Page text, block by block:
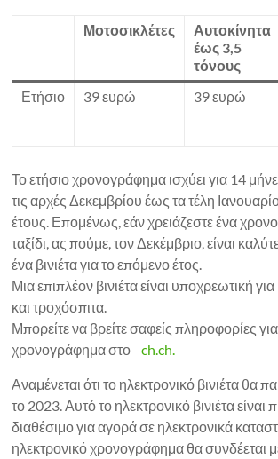
Μοτοσικλέτες
Αυτοκίνητα
έως 3,5
τόνους
Ετήσιο
39 ευρώ 39 ευρώ
Το ετήσιο χρονογράφημα ισχύει για 14
τις αρχές Δεκεμβρίου έως τα τέλη
έτους. Επομένως, εάν χρειάζεστε ένα
ταξίδι, ας πούμε, τον Δεκέμβριο, είναι
ένα βινιέτα για το επόμενο έτος.
Μια επιπλέον βινιέτα είναι υποχρεωτική
και τροχόσπιτα.
Μπορείτε να βρείτε σαφείς πληροφορίες για
χρονογράφημα στοch.ch.
Αναμένεται ότι το ηλεκτρονικό βινιέτα θα
το 2023. Αυτό το ηλεκτρονικό βινιέτα είναι
διαθέσιμο για αγορά σε ηλεκτρονικά
ηλεκτρονικό χρονογράφημα θα συνδέεται